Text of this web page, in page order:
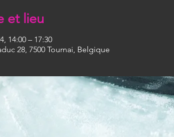
et lieu
14:00 – 17:30
28, 7500 Tournai, Belgique